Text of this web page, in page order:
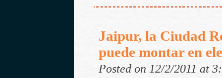
Jaipur, la Ciudad
puede montar en
Posted on 12/2/2011 at